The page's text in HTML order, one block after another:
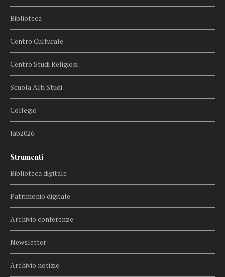
Biblioteca
Centro Culturale
Centro Studi Religiosi
Scuola Alti Studi
Collegio
lab2026
Strumenti
Biblioteca digitale
Patrimonio digitale
Archivio conferenze
Newsletter
Archivio notizie